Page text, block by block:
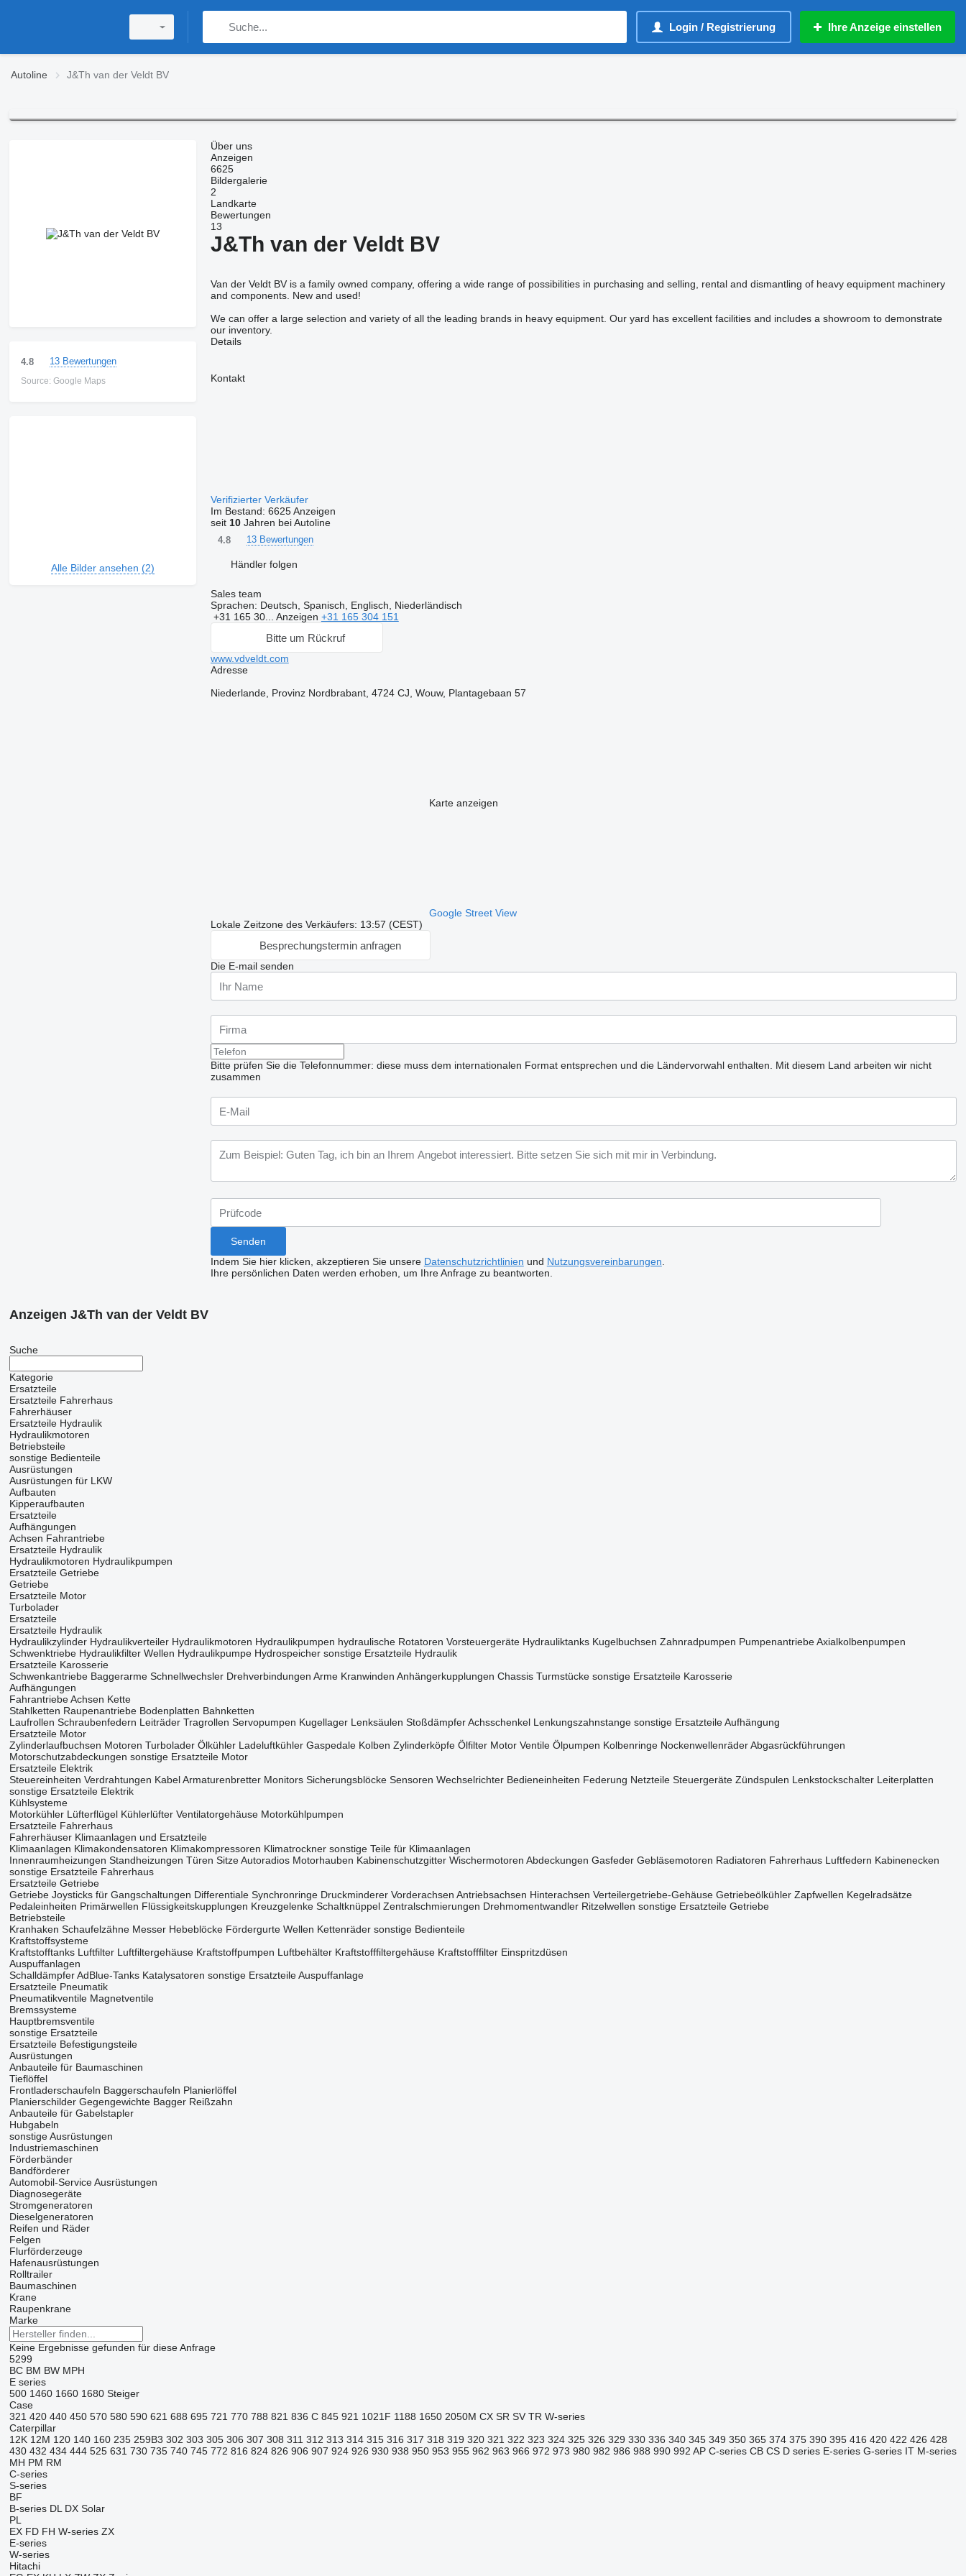
Login / Registrierung Ihre Anzeige einstellen
Autoline J&Th van der Veldt BV
4.8 13 Bewertungen
Source: Google Maps
Alle Bilder ansehen (2)
Über uns
Anzeigen
6625
Bildergalerie
2
Landkarte
Bewertungen
13
J&Th van der Veldt BV
Van der Veldt BV is a family owned company, offering a wide range of possibilities in purchasing and selling, rental and dismantling of heavy equipment machinery
and components. New and used!
We can offer a large selection and variety of all the leading brands in heavy equipment. Our yard has excellent facilities and includes a showroom to demonstrate
our inventory.
Details
Kontakt
Verifizierter Verkäufer
Im Bestand: 6625 Anzeigen
seit 10Jahren bei Autoline
4.8 13 Bewertungen
Händler folgen
Sales team
Sprachen: Deutsch, Spanisch, Englisch, Niederländisch
+31 165 30... Anzeigen +31 165 304 151
Bitte um Rückruf
www.vdveldt.com
Adresse
Niederlande, Provinz Nordbrabant, 4724 CJ, Wouw, Plantagebaan 57
Karte anzeigen
Google Street View
Lokale Zeitzone des Verkäufers: 13:57 (CEST)
Besprechungstermin anfragen
Die E-mail senden
Bitte prüfen Sie die Telefonnummer: diese muss dem internationalen Format entsprechen und die Ländervorwahl enthalten.
Mit diesem Land arbeiten wir nicht
zusammen
Indem Sie hier klicken, akzeptieren Sie unsere Datenschutzrichtlinien und Nutzungsvereinbarungen
Ihre persönlichen Daten werden erhoben, um Ihre Anfrage zu beantworten.
Anzeigen J&Th van der Veldt BV
Suche
Kategorie
Ersatzteile
Ersatzteile Fahrerhaus
Fahrerhäuser
Ersatzteile Hydraulik
Hydraulikmotoren
Betriebsteile
sonstige Bedienteile
Ausrüstungen
Ausrüstungen für LKW
Aufbauten
Kipperaufbauten
Ersatzteile
Aufhängungen
Achsen Fahrantriebe
Ersatzteile Hydraulik
Hydraulikmotoren Hydraulikpumpen
Ersatzteile Getriebe
Getriebe
Ersatzteile Motor
Turbolader
Ersatzteile
Ersatzteile Hydraulik
Hydraulikzylinder Hydraulikverteiler Hydraulikmotoren Hydraulikpumpen hydraulische Rotatoren Vorsteuergeräte Hydrauliktanks Kugelbuchsen Zahnradpumpen Pumpenantriebe Axialkolbenpumpen
Schwenktriebe Hydraulikfilter Wellen Hydraulikpumpe Hydrospeicher sonstige Ersatzteile Hydraulik
Ersatzteile Karosserie
Schwenkantriebe Baggerarme Schnellwechsler Drehverbindungen Arme Kranwinden Anhängerkupplungen Chassis Turmstücke sonstige Ersatzteile Karosserie
Aufhängungen
Fahrantriebe Achsen Kette
Stahlketten Raupenantriebe Bodenplatten Bahnketten
Laufrollen Schraubenfedern Leiträder Tragrollen Servopumpen Kugellager Lenksäulen Stoßdämpfer Achsschenkel Lenkungszahnstange sonstige Ersatzteile Aufhängung
Ersatzteile Motor
Zylinderlaufbuchsen Motoren Turbolader Ölkühler Ladeluftkühler Gaspedale Kolben Zylinderköpfe Ölfilter Motor Ventile Ölpumpen Kolbenringe Nockenwellenräder Abgasrückführungen
Motorschutzabdeckungen sonstige Ersatzteile Motor
Ersatzteile Elektrik
Steuereinheiten Verdrahtungen Kabel Armaturenbretter Monitors Sicherungsblöcke Sensoren Wechselrichter Bedieneinheiten Federung Netzteile Steuergeräte Zündspulen Lenkstockschalter Leiterplatten
sonstige Ersatzteile Elektrik
Kühlsysteme
Motorkühler Lüfterflügel Kühlerlüfter Ventilatorgehäuse Motorkühlpumpen
Ersatzteile Fahrerhaus
Fahrerhäuser Klimaanlagen und Ersatzteile
Klimaanlagen Klimakondensatoren Klimakompressoren Klimatrockner sonstige Teile für Klimaanlagen
Innenraumheizungen Standheizungen Türen Sitze Autoradios Motorhauben Kabinenschutzgitter Wischermotoren Abdeckungen Gasfeder Gebläsemotoren Radiatoren Fahrerhaus Luftfedern Kabinenecken
sonstige Ersatzteile Fahrerhaus
Ersatzteile Getriebe
Getriebe Joysticks für Gangschaltungen Differentiale Synchronringe Druckminderer Vorderachsen Antriebsachsen Hinterachsen Verteilergetriebe-Gehäuse Getriebeölkühler Zapfwellen Kegelradsätze
Pedaleinheiten Primärwellen Flüssigkeitskupplungen Kreuzgelenke Schaltknüppel Zentralschmierungen Drehmomentwandler Ritzelwellen sonstige Ersatzteile Getriebe
Betriebsteile
Kranhaken Schaufelzähne Messer Hebeblöcke Fördergurte Wellen Kettenräder sonstige Bedienteile
Kraftstoffsysteme
Kraftstofftanks Luftfilter Luftfiltergehäuse Kraftstoffpumpen Luftbehälter Kraftstofffiltergehäuse Kraftstofffilter Einspritzdüsen
Auspuffanlagen
Schalldämpfer AdBlue-Tanks Katalysatoren sonstige Ersatzteile Auspuffanlage
Ersatzteile Pneumatik
Pneumatikventile Magnetventile
Bremssysteme
Hauptbremsventile
sonstige Ersatzteile
Ersatzteile Befestigungsteile
Ausrüstungen
Anbauteile für Baumaschinen
Tieflöffel
Frontladerschaufeln Baggerschaufeln Planierlöffel
Planierschilder Gegengewichte Bagger Reißzahn
Anbauteile für Gabelstapler
Hubgabeln
sonstige Ausrüstungen
Industriemaschinen
Förderbänder
Bandförderer
Automobil-Service Ausrüstungen
Diagnosegeräte
Stromgeneratoren
Dieselgeneratoren
Reifen und Räder
Felgen
Flurförderzeuge
Hafenausrüstungen
Rolltrailer
Baumaschinen
Krane
Raupenkrane
Marke
Keine Ergebnisse gefunden für diese Anfrage
5299
BC BM BW MPH
E series
500 1460 1660 1680 Steiger
Case
321 420 440 450 570 580 590 621 688 695 721 770 788 821 836 C 845 921 1021F 1188 1650 2050M CX SR SV TR W-series
Caterpillar
12K 12M 120 140 160 235 259B3 302 303 305 306 307 308 311 312 313 314 315 316 317 318 319 320 321 322 323 324 325 326 329 330 336 340 345 349 350 365 374 375 390 395 416 420 422 426 428
430 432 434 444 525 631 730 735 740 745 772 816 824 826 906 907 924 926 930 938 950 953 955 962 963 966 972 973 980 982 986 988 990 992 AP C-series CB CS D series E-series G-series IT M-series
MH PM RM
C-series
S-series
BF
B-series DL DX Solar
PL
EX FD FH W-series ZX
E-series
W-series
Hitachi